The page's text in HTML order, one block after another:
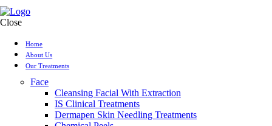
Close
Home
About Us
Our Treatments
Face
Cleansing Facial With Extraction
IS Clinical Treatments
Dermapen Skin Needling Treatments